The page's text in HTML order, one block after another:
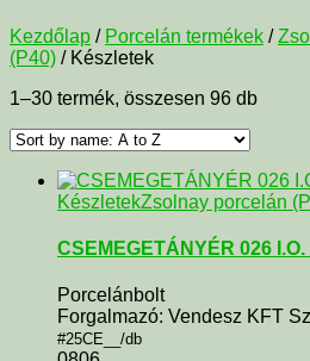
Kezdőlap / Porcelán termékek /
(P40) / Készletek
1–30 termék, összesen 96 db
KészletekZsolnay porcelán
CSEMEGETÁNYÉR 026 I.O.
Porcelánbolt
Forgalmazó: Vendesz KFT
#25CE__/db